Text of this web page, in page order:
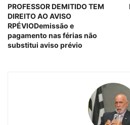
PROFESSOR DEMITIDO TEM
DIREITO AO AVISO
RPÉVIODemissão e
pagamento nas férias não
substitui aviso prévio